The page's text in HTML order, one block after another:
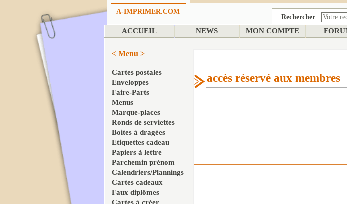
A-IMPRIMER.COM
Rechercher :
ACCUEIL NEWS MON COMPTE
< Menu >
Cartes postales
Enveloppes
Faire-Parts
Menus
Marque-places
Ronds de serviettes
Boites à dragées
Etiquettes cadeau
Papiers à lettre
Parchemin prénom
Calendriers/Plannings
Cartes cadeaux
Faux diplômes
Cartes à créer
accès réservé aux membres